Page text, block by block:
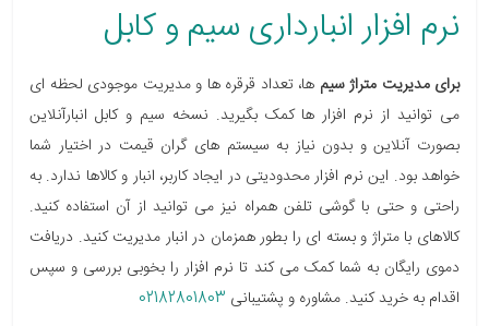
نرم افزار انبارداری سیم و کابل
برای مدیریت متراژ سیم ها، تعداد قرقره ها و مدیریت موجودی لحظه ای
می توانید از نرم افزار ها کمک بگیرید. نسخه سیم و کابل انبارآنلاین
بصورت آنلاین و بدون نیاز به سیستم های گران قیمت در اختیار شما
خواهد بود. این نرم افزار محدودیتی در ایجاد کاربر، انبار و کالاها ندارد. به
راحتی و حتی با گوشی تلفن همراه نیز می توانید از آن استفاده کنید.
کالاهای با متراژ و بسته ای را بطور همزمان در انبار مدیریت کنید. دریافت
دموی رایگان به شما کمک می کند تا نرم افزار را بخوبی بررسی و سپس
اقدام به خرید کنید. مشاوره و پشتیبانی 02182801803